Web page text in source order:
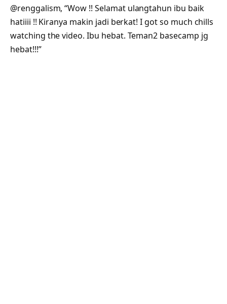
@renggalism, “Wow !! Selamat ulangtahun ibu baik
hatiiii !! Kiranya makin jadi berkat! I got so much chills
watching the video. Ibu hebat. Teman2 basecamp jg
hebat!!!”